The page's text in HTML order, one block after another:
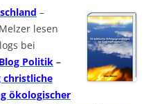
–
lesen
bei
Blog Politik –
christliche
ökologischer